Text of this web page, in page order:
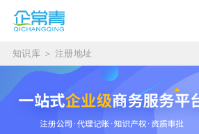
知识库 ＞ 注册地址